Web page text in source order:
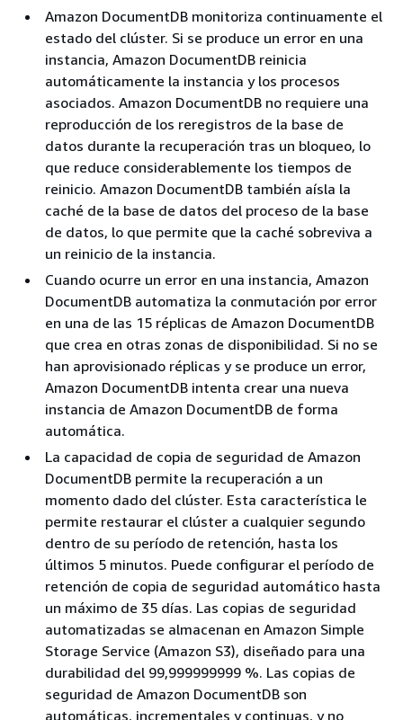
Amazon DocumentDB monitoriza continuamente el
estado del clúster. Si se produce un error en una
instancia, Amazon DocumentDB reinicia
automáticamente la instancia y los procesos
asociados. Amazon DocumentDB no requiere una
reproducción de los reregistros de la base de
datos durante la recuperación tras un bloqueo, lo
que reduce considerablemente los tiempos de
reinicio. Amazon DocumentDB también aísla la
caché de la base de datos del proceso de la base
de datos, lo que permite que la caché sobreviva a
un reinicio de la instancia.
Cuando ocurre un error en una instancia, Amazon
DocumentDB automatiza la conmutación por error
en una de las 15 réplicas de Amazon DocumentDB
que crea en otras zonas de disponibilidad. Si no se
han aprovisionado réplicas y se produce un error,
Amazon DocumentDB intenta crear una nueva
instancia de Amazon DocumentDB de forma
automática.
La capacidad de copia de seguridad de Amazon
DocumentDB permite la recuperación a un
momento dado del clúster. Esta característica le
permite restaurar el clúster a cualquier segundo
dentro de su período de retención, hasta los
últimos 5 minutos. Puede configurar el período de
retención de copia de seguridad automático hasta
un máximo de 35 días. Las copias de seguridad
automatizadas se almacenan en Amazon Simple
Storage Service (Amazon S3), diseñado para una
durabilidad del 99,999999999 %. Las copias de
seguridad de Amazon DocumentDB son
automáticas, incrementales y continuas, y no